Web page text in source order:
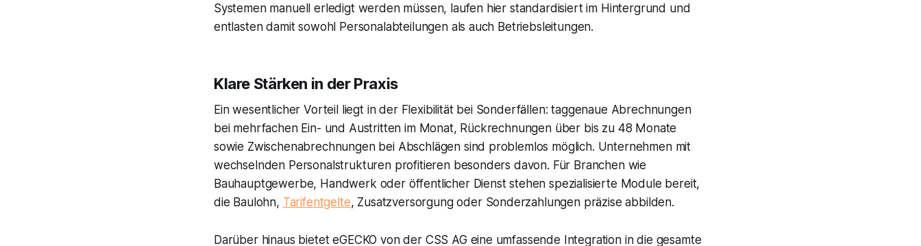
Systemen manuell erledigt werden müssen, laufen hier standardisiert im Hintergrund und
entlasten damit sowohl Personalabteilungen als auch Betriebsleitungen.
Klare Stärken in der Praxis
Ein wesentlicher Vorteil liegt in der Flexibilität bei Sonderfällen: taggenaue Abrechnungen
bei mehrfachen Ein- und Austritten im Monat, Rückrechnungen über bis zu 48 Monate
sowie Zwischenabrechnungen bei Abschlägen sind problemlos möglich. Unternehmen mit
wechselnden Personalstrukturen profitieren besonders davon. Für Branchen wie
Bauhauptgewerbe, Handwerk oder öffentlicher Dienst stehen spezialisierte Module bereit,
die Baulohn, Tarifentgelte, Zusatzversorgung oder Sonderzahlungen präzise abbilden.
Darüber hinaus bietet eGECKO von der CSS AG eine umfassende Integration in die gesamte